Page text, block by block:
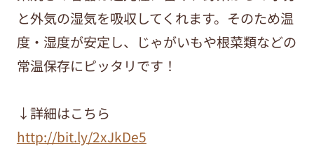
と外気の湿気を吸収してくれます。そのため温
度・湿度が安定し、じゃがいもや根菜類などの
常温保存にピッタリです！
↓詳細はこちら
http://bit.ly/2xJkDe5